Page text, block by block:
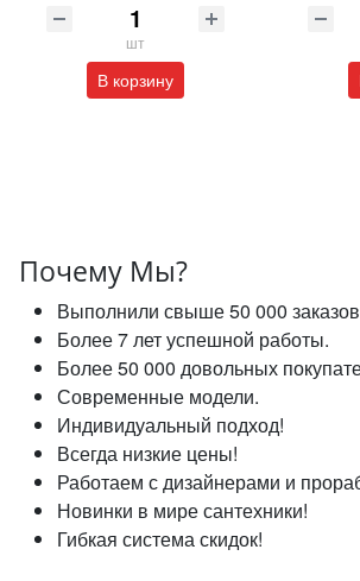
шт
В корзину
Почему Мы?
Выполнили свыше 50 000
Более 7 лет успешной работы.
Более 50 000 довольных
Современные модели.
Индивидуальный подход!
Всегда низкие цены!
Работаем с дизайнерами и
Новинки в мире сантехники!
Гибкая система скидок!